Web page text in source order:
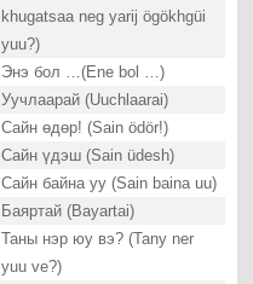
khugatsaa neg yarij ögökhgüi
yuu?)
Энэ бол …(Ene bol …)
Уучлаарай (Uuchlaarai)
Сайн өдөр! (Sain ödör!)
Сайн үдэш (Sain üdesh)
Сайн байна уу (Sain baina uu)
Баяртай (Bayartai)
Таны нэр юу вэ? (Tany ner
yuu ve?)